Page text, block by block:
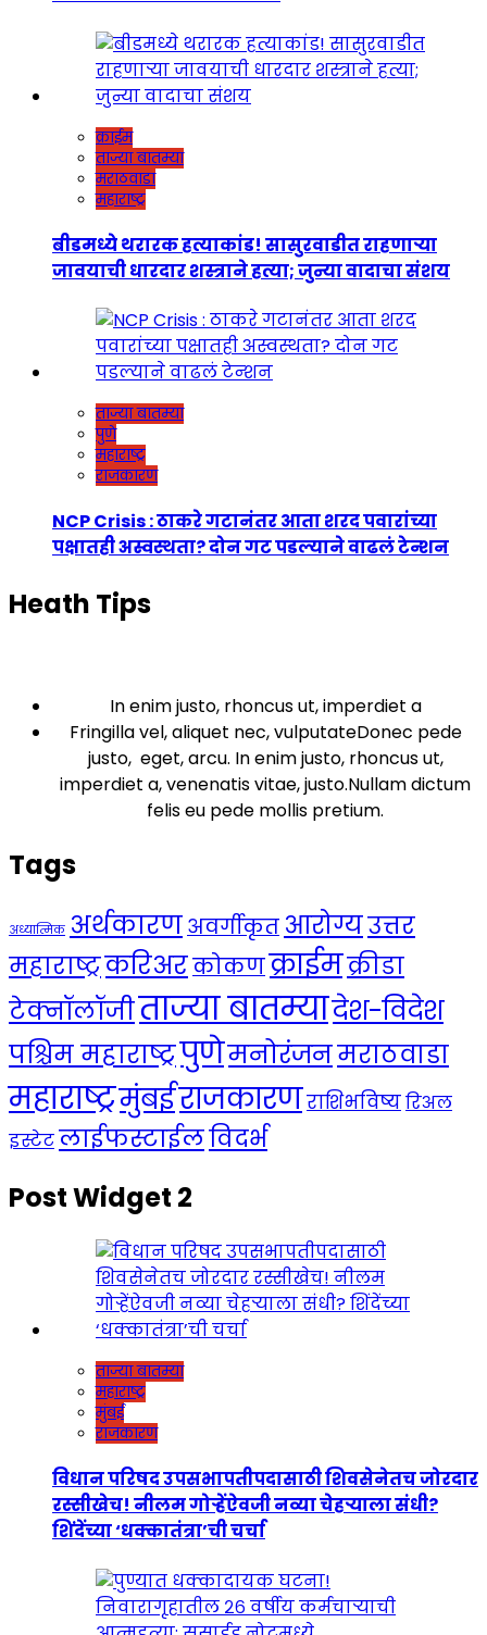
क्राईम
ताज्या बातम्या
मराठवाडा
महाराष्ट्र
बीडमध्ये थरारक हत्याकांड! सासुरवाडीत राहणाऱ्या
जावयाची धारदार शस्त्राने हत्या; जुन्या वादाचा संशय
ताज्या बातम्या
पुणे
महाराष्ट्र
राजकारण
NCP Crisis : ठाकरे गटानंतर आता शरद पवारांच्या
पक्षातही अस्वस्थता? दोन गट पडल्याने वाढलं टेन्शन
Heath Tips
In enim justo, rhoncus ut, imperdiet a
Fringilla vel, aliquet nec, vulputateDonec pede
justo, eget, arcu. In enim justo, rhoncus ut,
imperdiet a, venenatis vitae, justo.Nullam dictum
felis eu pede mollis pretium.
Tags
अध्यात्मिक अर्थकारणअवर्गीकृत आरोग्यउत्तर
महाराष्ट्रकरिअरकोकणक्राईमक्रीडा
टेक्नॉलॉजीताज्या बातम्यादेश-विदेश
पश्चिम महाराष्ट्रपुणेमनोरंजनमराठवाडा
महाराष्ट्रमुंबईराजकारणराशिभविष्यरिअल
इस्टेटलाईफस्टाईलविदर्भ
Post Widget 2
ताज्या बातम्या
महाराष्ट्र
मुंबई
राजकारण
विधान परिषद उपसभापतीपदासाठी शिवसेनेतच जोरदार
रस्सीखेच! नीलम गोऱ्हेंऐवजी नव्या चेहऱ्याला संधी?
शिंदेंच्या ‘धक्कातंत्रा’ची चर्चा